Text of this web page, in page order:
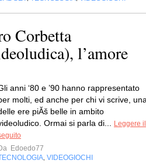
Corbetta
l’amore
anni ‘80 e ’90 hanno rappresentato
molti, ed anche per chi vi scrive,
ere piĂš belle in ambito
Ormai si parla di...
Leggere il
Edoedo77
VIDEOGIOCHI